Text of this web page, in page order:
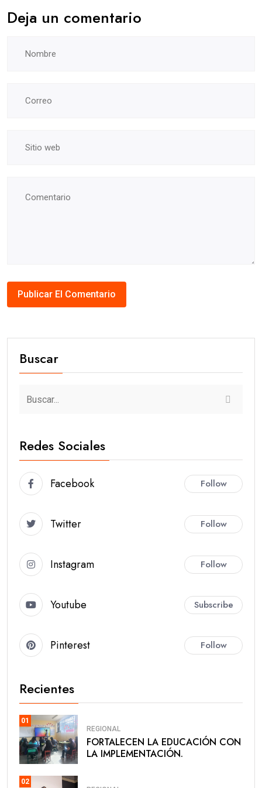
Deja un comentario
Buscar
Redes Sociales
Facebook Follow
Twitter Follow
Instagram Follow
Youtube Subscribe
Pinterest Follow
Recientes
01
REGIONAL
FORTALECEN LA EDUCACIÓN CON
LA IMPLEMENTACIÓN.
02